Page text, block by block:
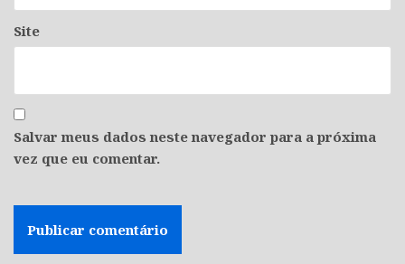
Site
Salvar meus dados neste navegador para a próxima
vez que eu comentar.